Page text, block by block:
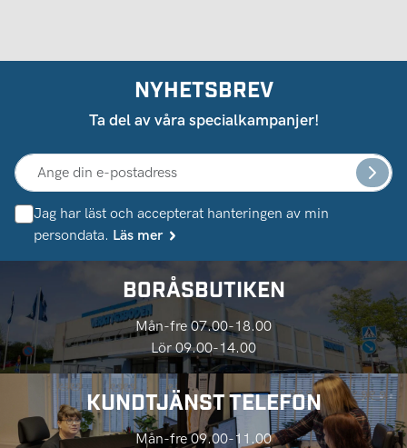
NYHETSBREV
Ta del av våra specialkampanjer!
Jag har läst och accepterat hanteringen av min
persondata. Läs mer
BORÅSBUTIKEN
Mån-fre 07.00-18.00
Lör 09.00-14.00
KUNDTJÄNST TELEFON
Mån-fre 09.00-11.00